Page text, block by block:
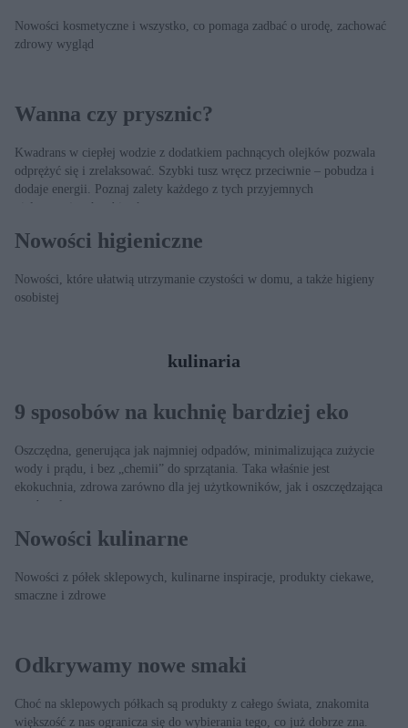
Nowości kosmetyczne i wszystko, co pomaga zadbać o urodę, zachować
zdrowy wygląd
Wanna czy prysznic?
Kwadrans w ciepłej wodzie z dodatkiem pachnących olejków pozwala
odprężyć się i zrelaksować. Szybki tusz wręcz przeciwnie – pobudza i
dodaje energii. Poznaj zalety każdego z tych przyjemnych
pielęgnacyjnych zabiegów.
Nowości higieniczne
Nowości, które ułatwią utrzymanie czystości w domu, a także higieny
osobistej
kulinaria
9 sposobów na kuchnię bardziej eko
Oszczędna, generująca jak najmniej odpadów, minimalizująca zużycie
wody i prądu, i bez „chemii” do sprzątania. Taka właśnie jest
ekokuchnia, zdrowa zarówno dla jej użytkowników, jak i oszczędzająca
zasoby planety.
Nowości kulinarne
Nowości z półek sklepowych, kulinarne inspiracje, produkty ciekawe,
smaczne i zdrowe
Odkrywamy nowe smaki
Choć na sklepowych półkach są produkty z całego świata, znakomita
większość z nas ogranicza się do wybierania tego, co już dobrze zna.